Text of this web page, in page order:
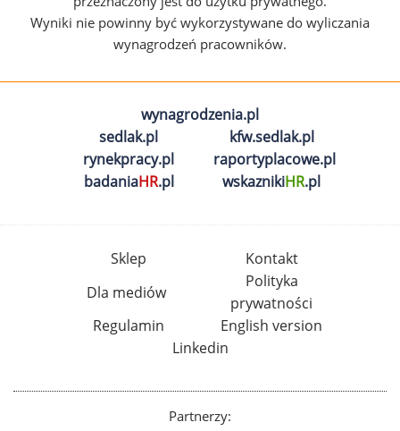
Wyniki nie powinny być wykorzystywane do wyliczania
wynagrodzeń pracowników.
wynagrodzenia.pl
sedlak.pl
kfw.sedlak.pl
rynekpracy.pl
raportyplacowe.pl
badaniaHR.pl wskaznikiHR.pl
Sklep
Kontakt
Dla mediów
Polityka
prywatności
Regulamin
English version
Linkedin
Partnerzy: